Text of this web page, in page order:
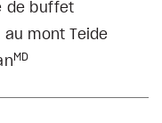
de buffet
au mont Teide
MD